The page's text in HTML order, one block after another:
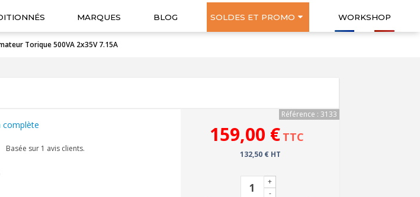
MARQUES BLOG SOLDES ET PROMO WORKSHOP
Torique 500VA 2x35V 7.15A
Basée sur 1 avis clients.
Référence : 3133
159,00 € TTC
132,50 € HT
-
+